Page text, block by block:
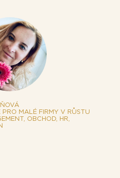
MALÉ FIRMY V RŮSTU
OBCHOD, HR,